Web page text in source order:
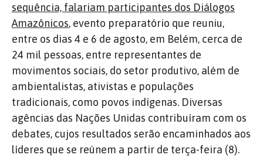
sequência, falariam participantes dos Diálogos
Amazônicos, evento preparatório que reuniu,
entre os dias 4 e 6 de agosto, em Belém, cerca de
24 mil pessoas, entre representantes de
movimentos sociais, do setor produtivo, além de
ambientalistas, ativistas e populações
tradicionais, como povos indígenas. Diversas
agências das Nações Unidas contribuíram com os
debates, cujos resultados serão encaminhados aos
líderes que se reúnem a partir de terça-feira (8).